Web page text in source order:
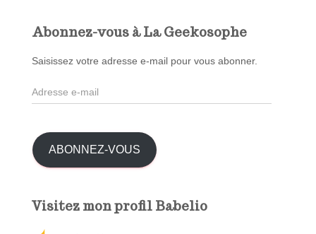
c
e
r
Abonnez-vous à La Geekosophe
Saisissez votre adresse e-mail pour vous abonner.
A
d
s
s
ABONNEZ-VOUS
Visitez mon profil Babelio